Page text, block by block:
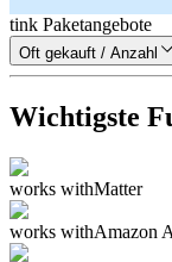
tink Paketangebote
Oft gekauft / Anzahl
Wichtigste
works withMatter
works withAmazon